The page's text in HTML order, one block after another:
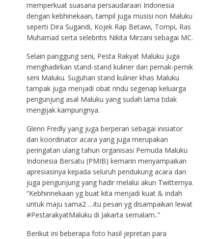
memperkuat suasana persaudaraan Indonesia
dengan kebhinekaan, tampil juga musisi non Maluku
seperti Dira Sugandi, Kojek Rap Betawi, Tompi, Ras
Muhamad serta selebritis Nikita Mirzani sebagai MC.
Selain panggung seni, Pesta Rakyat Maluku juga
menghadirkan stand-stand kuliner dan pernak-pernik
seni Maluku. Suguhan stand kuliner khas Maluku
tampak juga menjadi obat rindu segenap keluarga
pengunjung asal Maluku yang sudah lama tidak
mengijak kampungnya.
Glenn Fredly yang juga berperan sebagai inisiator
dan koordinator acara yang juga merupakan
peringatan ulang tahun organisasi Pemuda Maluku
Indonesia Bersatu (PMIB) kemarin menyampaikan
apresiasinya kepada seluruh pendukung acara dan
juga pengunjung yang hadir melalui akun Twitternya.
“Kebhinnekaan yg buat kita menjadi kuat & indah
untuk maju sama2 …itu pesan yg disampaikan lewat
#PestarakyatMaluku di Jakarta semalam..”
Berikut ini beberapa foto hasil jepretan para